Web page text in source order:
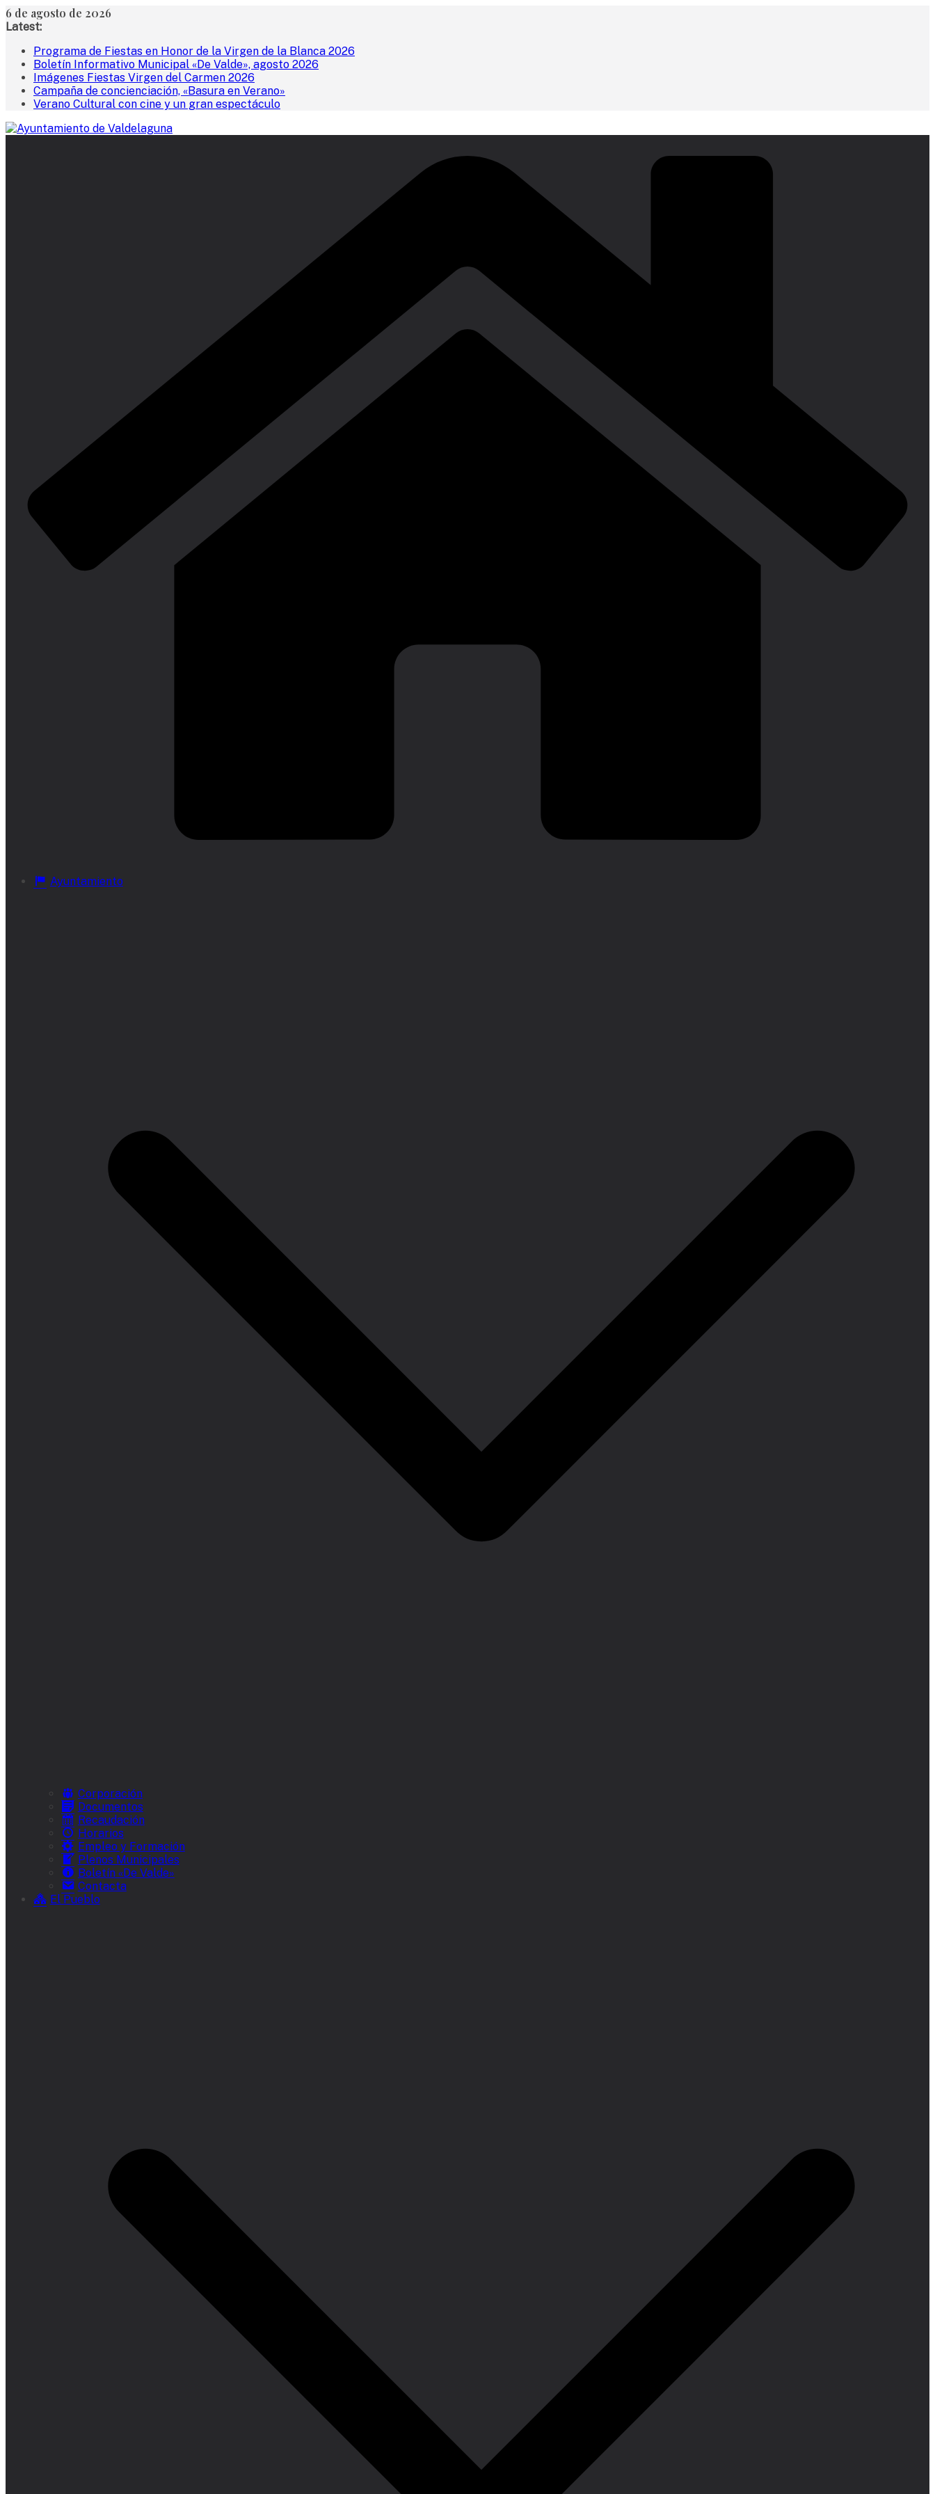
Saltar
al
6 de agosto de 2026
Latest:
Programa de Fiestas en Honor de la Virgen de la Blanca 2026
Boletín Informativo Municipal «De Valde», agosto 2026
Imágenes Fiestas Virgen del Carmen 2026
Campaña de concienciación, «Basura en Verano»
Verano Cultural con cine y un gran espectáculo
Ayuntamiento
Corporación
Documentos
Recaudación
Horarios
Empleo y Formación
Plenos Municipales
Boletín «De Valde»
Contacta
El Pueblo